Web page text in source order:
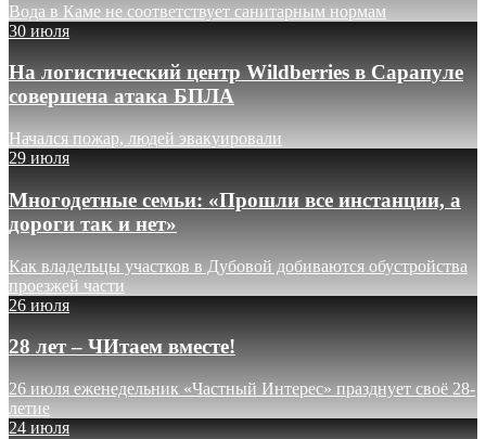
Вода в Каме не соответствует санитарным нормам
30 июля
На логистический центр Wildberries в Сарапуле
совершена атака БПЛА
Начался пожар, людей эвакуировали
29 июля
Многодетные семьи: «Прошли все инстанции, а
дороги так и нет»
Как владельцы участков в Дубовой добиваются обустройства
проезжей части
26 июля
28 лет – ЧИтаем вместе!
26 июля еженедельник «Частный Интерес» празднует своё 28-
летие
24 июля